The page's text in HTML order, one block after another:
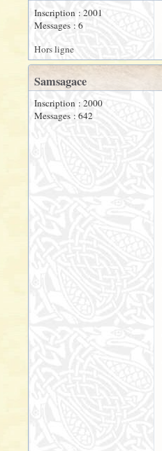
Inscription : 2001
Messages : 6
Hors ligne
Samsagace
Inscription : 2000
Messages : 642